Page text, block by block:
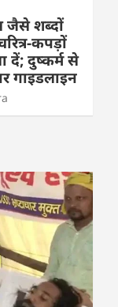
जैसे शब्दों
कपड़ों
दें; दुष्कर्म से
गाइडलाइन